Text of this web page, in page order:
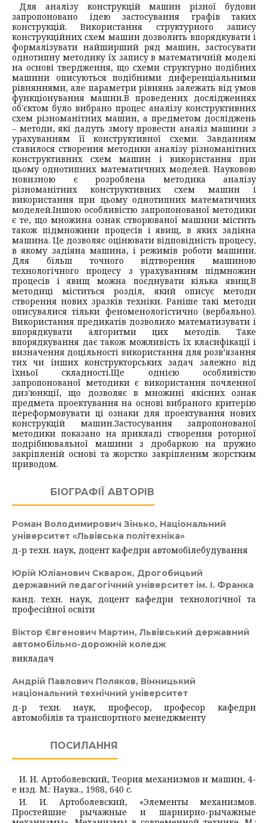
Для аналізу конструкцій машин різної будови
запропоновано ідею застосування графів таких
конструкцій. Використання структурного запису
конструкційних схем машин дозволить впорядкувати і
формалізувати найширший ряд машин, застосувати
однотипну методику їх запису в математичній моделі
на основі твердження, що схеми структурно подібних
машини описуються подібними диференціальними
рівняннями, але параметри рівнянь залежать від умов
функціонування машин.В проведених дослідженнях
об'єктом було вибрано процес аналізу конструктивних
схем різноманітних машин, а предметом досліджень
– методи, які дадуть змогу провести аналіз машини з
урахуванням її конструктивної схеми. Завданням
ставилося створення методики аналізу різноманітних
конструктивних схем машин і використання при
цьому однотипних математичних моделей. Науковою
новизною є розроблена методика аналізу
різноманітних конструктивних схем машин і
використання при цьому однотипних математичних
моделей.Іншою особливістю запропонованої методики
є те, що множина ознак створюваної машини містить
також підмножини процесів і явищ, в яких задіяна
машина. Це дозволяє оцінювати відповідність процесу,
в якому задіяна машина, і режимів роботи машини.
Для більш точного відтворення машиною
технологічного процесу з урахуванням підмножин
процесів і явищ можна поєднувати кілька явищ.В
методиці міститься розділ, який описує методи
створення нових зразків техніки. Раніше такі методи
описувалися тільки феноменологістично (вербально).
Використання предикатів дозволило математизувати і
впорядкувати алгоритми цих методів. Таке
впорядкування дає також можливість їх класифікації і
визначення доцільності використання для розв’язання
тих чи інших конструкторських задач залежно від
їхньої складності.Ще однією особливістю
запропонованої методики є використання почленної
диз'юнкції, що дозволяє в множині якісних ознак
предмета проектування на основі вибраного критерію
переформовувати ці ознаки для проектування нових
конструкцій машин.Застосування запропонованої
методики показано на прикладі створення роторної
подрібнювальної машини з дробаркою на пружно
закріпленій основі та жорстко закріпленим жорстким
приводом.
БІОГРАФІЇ АВТОРІВ
Роман Володимирович Зінько, Національний
університет «Львівська політехніка»
д-р техн. наук, доцент кафедри автомобілебудування
Юрій Юліанович Скварок, Дрогобицьий
державний педагогічний університет ім. І. Франка
канд. техн. наук, доцент кафедри технологічної та
професійної освіти
Віктор Євгенович Мартин, Львівський державний
автомобільно-дорожній коледж
викладач
Андрій Павлович Поляков, Вінницький
національний технічний університет
д-р техн. наук, професор, професор кафедри
автомобілів та транспортного менеджменту
ПОСИЛАННЯ
И. И. Артоболевский, Теория механизмов и машин, 4-
е изд. М.: Наука., 1988, 640 с.
И. И. Артоболевский, «Элементы механизмов.
Простейшие рычажные и шарнирно-рычажные